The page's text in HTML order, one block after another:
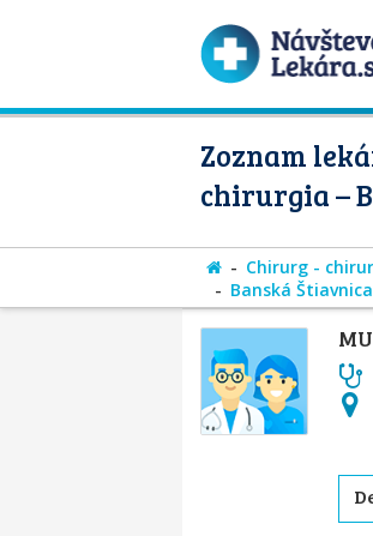
Zoznam
chirurgia –
Chirurg -
Banská Štiavnica